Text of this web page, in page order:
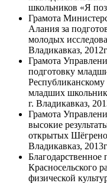
школьников «Я
Грамота
Алания за
молодых
Владикавказ,
Грамота
подготовку
Республиканскому
младших
г. Владикавказ,
Грамота
высокие
открытых
Владикавказ,
Красносельского
физической